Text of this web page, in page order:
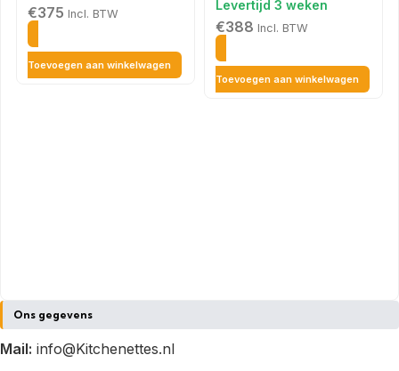
€375 Incl. BTW
Toevoegen aan winkelwagen
€388 Incl. BTW
Toevoegen aan winkelwagen
Ons gegevens
Mail: info@Kitchenettes.nl